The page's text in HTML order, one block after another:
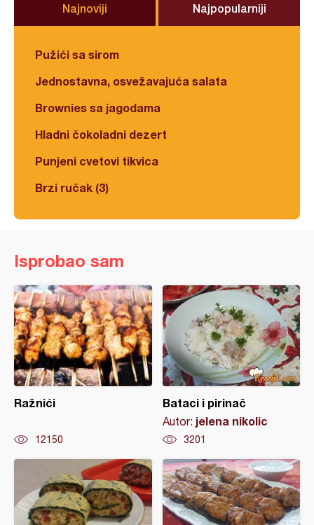
Najnoviji Najpopularniji
Pužići sa sirom
Jednostavna, osvežavajuća salata
Brownies sa jagodama
Hladni čokoladni dezert
Punjeni cvetovi tikvica
Brzi ručak (3)
Isprobao sam
Ražnići
12150
Bataci i pirinač
Autor: jelena nikolic
3201